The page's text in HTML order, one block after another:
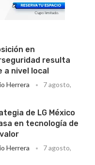
en
resulta
a nivel local
Herrera
7 agosto,
de LG México
en tecnología de
Herrera
7 agosto,